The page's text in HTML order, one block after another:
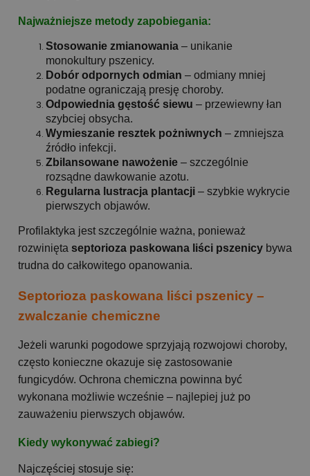
Najważniejsze metody zapobiegania:
Stosowanie zmianowania – unikanie
monokultury pszenicy.
Dobór odpornych odmian – odmiany mniej
podatne ograniczają presję choroby.
Odpowiednia gęstość siewu – przewiewny łan
szybciej obsycha.
Wymieszanie resztek pożniwnych – zmniejsza
źródło infekcji.
Zbilansowane nawożenie – szczególnie
rozsądne dawkowanie azotu.
Regularna lustracja plantacji – szybkie wykrycie
pierwszych objawów.
Profilaktyka jest szczególnie ważna, ponieważ
rozwinięta septorioza paskowana liści pszenicy bywa
trudna do całkowitego opanowania.
Septorioza paskowana liści pszenicy –
zwalczanie chemiczne
Jeżeli warunki pogodowe sprzyjają rozwojowi choroby,
często konieczne okazuje się zastosowanie
fungicydów. Ochrona chemiczna powinna być
wykonana możliwie wcześnie – najlepiej już po
zauważeniu pierwszych objawów.
Kiedy wykonywać zabiegi?
Najczęściej stosuje się: